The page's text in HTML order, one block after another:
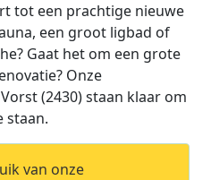
tot een prachtige nieuwe
een groot ligbad of
Gaat het om een grote
Onze
(2430) staan klaar om
staan.
van onze